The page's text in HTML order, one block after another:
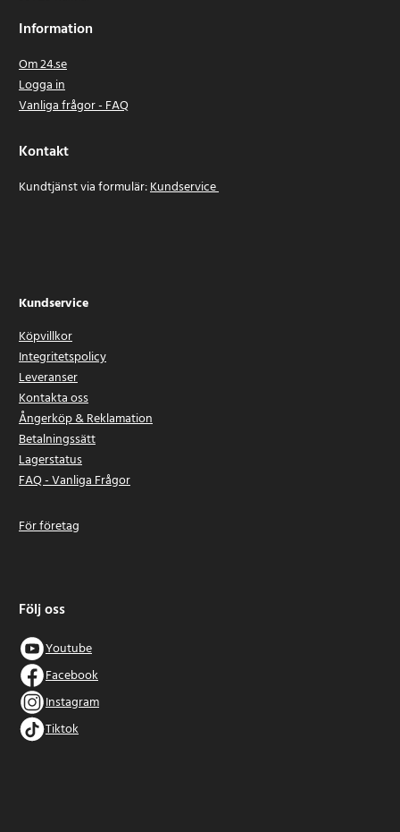
Information
Om 24.se
Logga in
Vanliga frågor - FAQ
Kontakt
Kundtjänst via formulär:Kundservice
Kundservice
Köpvillkor
Integritetspolicy
Leveranser
Kontakta oss
Ångerköp & Reklamation
Betalningssätt
Lagerstatus
FAQ - Vanliga Frågor
För företag
Följ oss
Youtube
Facebook
Instagram
Tiktok